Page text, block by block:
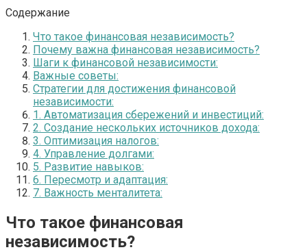
Содержание
Что такое финансовая независимость?
Почему важна финансовая независимость?
Шаги к финансовой независимости:
Важные советы:
Стратегии для достижения финансовой
независимости:
1. Автоматизация сбережений и инвестиций:
2. Создание нескольких источников дохода:
3. Оптимизация налогов:
4. Управление долгами:
5. Развитие навыков:
6. Пересмотр и адаптация:
7. Важность менталитета:
Что такое финансовая
независимость?